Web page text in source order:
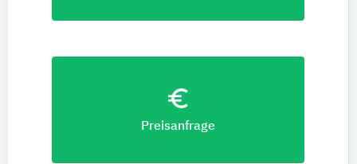
euro_symbol
Preisanfrage